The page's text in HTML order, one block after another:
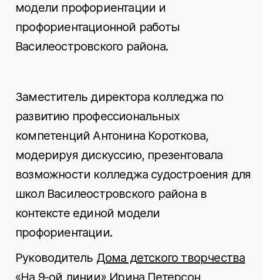
модели профориентации и
профориентационной работы
Василеостровского района.
Заместитель директора колледжа по
развитию профессиональных
компетенций Антонина Короткова,
модерируя дискуссию, презентовала
возможности колледжа судостроения для
школ Василеостровского района в
контексте единой модели
профориентации.
Руководитель Дома детского творчества
«На 9-ой линии» Ирина Петерсон